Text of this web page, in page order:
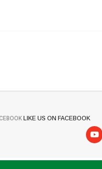
LIKE US ON FACEBOOK